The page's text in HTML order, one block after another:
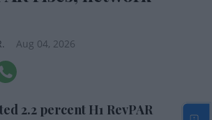
2.2 percent H1 RevPAR growth.
with 14,000 rooms.
saw 4.8 percent RevPAR growth.